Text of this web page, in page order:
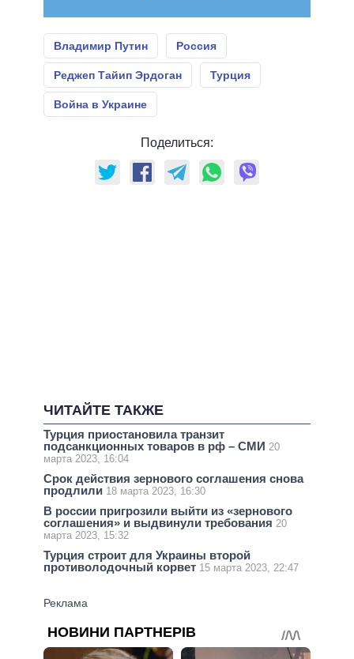
Владимир Путин Россия
Реджеп Тайип Эрдоган Турция
Война в Украине
Поделиться:
ЧИТАЙТЕ ТАКЖЕ
Турция приостановила транзит
подсанкционных товаров в рф – СМИ 20
марта 2023, 16:04
Срок действия зернового соглашения снова
продлили 18 марта 2023, 16:30
В россии пригрозили выйти из «зернового
соглашения» и выдвинули требования 20
марта 2023, 15:32
Турция строит для Украины второй
противолодочный корвет 15 марта 2023, 22:47